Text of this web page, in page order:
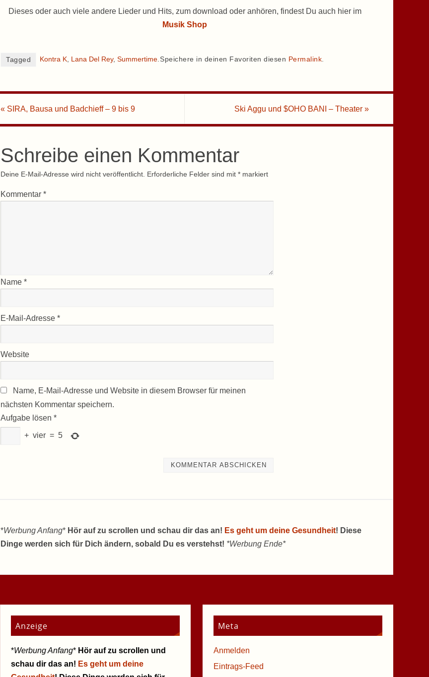
Dieses oder auch viele andere Lieder und Hits, zum download oder anhören, findest Du auch hier im
Musik Shop
Tagged Kontra K Lana Del Rey, Summertime Speichere in deinen Favoriten diesen Permalink
« SIRA, Bausa und Badchieff – 9 bis 9 Ski Aggu und $OHO BANI – Theater »
Schreibe einen Kommentar
Deine E-Mail-Adresse wird nicht veröffentlicht. Erforderliche Felder sind mit * markiert
Kommentar *
Name *
E-Mail-Adresse *
Website
Name, E-Mail-Adresse und Website in diesem Browser für meinen
nächsten Kommentar speichern.
Aufgabe lösen *
+ vier = 5
*Werbung Anfang* Hör auf zu scrollen und schau dir das an! Es geht um deine Gesundheit! Diese
Dinge werden sich für Dich ändern, sobald Du es verstehst! *Werbung Ende*
Anzeige
*Werbung Anfang* Hör auf zu scrollen und
schau dir das an! Es geht um deine
Meta
Anmelden
Eintrags-Feed